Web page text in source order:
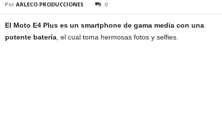
Por ARLECO PRODUCCIONES 0
El Moto E4 Plus es un smartphone de gama media con una
potente batería , el cual toma hermosas fotos y selfies.